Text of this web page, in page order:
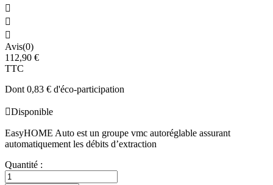



Avis(0)
112,90 €
TTC
Dont 0,83 € d'éco-participation
Disponible
EasyHOME Auto est un groupe vmc autoréglable assurant
automatiquement les débits d’extraction
Quantité :